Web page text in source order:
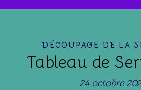
DÉCOUPAGE DE LA
Tableau de
24 octobre